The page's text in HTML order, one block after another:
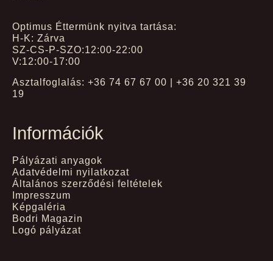
Optimus Éttermünk nyitva tartása:
H-K: Zárva
SZ-CS-P-SZO:12:00-22:00
V:12:00-17:00
Asztalfoglalás: +36 74 67 67 00 | +36 20 321 39
19
Információk
Pályázati anyagok
Adatvédelmi nyilatkozat
Általános szerződési feltételek
Impresszum
Képgaléria
Bodri Magazin
Logó pályázat